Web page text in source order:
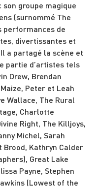
son groupe magique
(surnommé The
performances de
divertissantes et
a partagé la scène et
partie d’artistes tels
Drew, Brendan
Peter et Leah
Wallace, The Rural
Charlotte
Right, The Killjoys,
Michel, Sarah
Kathryn Calder
Great Lake
Payne, Stephen
(Lowest of the